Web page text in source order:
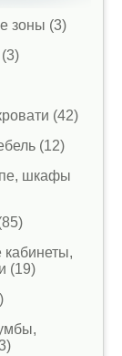
зоны (3)
(42)
(12)
шкафы
(19)